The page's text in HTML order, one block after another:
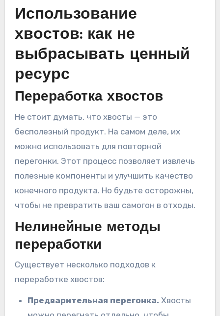
Использование
хвостов: как не
выбрасывать ценный
ресурс
Переработка хвостов
Не стоит думать, что хвосты — это
бесполезный продукт. На самом деле, их
можно использовать для повторной
перегонки. Этот процесс позволяет извлечь
полезные компоненты и улучшить качество
конечного продукта. Но будьте осторожны,
чтобы не превратить ваш самогон в отходы.
Нелинейные методы
переработки
Существует несколько подходов к
переработке хвостов:
Предварительная перегонка. Хвосты